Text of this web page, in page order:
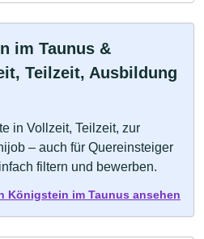
im Taunus &
Teilzeit, Ausbildung
in Vollzeit, Teilzeit, zur
– auch für Quereinsteiger
filtern und bewerben.
Königstein im Taunus ansehen